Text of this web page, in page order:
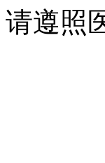
请遵照